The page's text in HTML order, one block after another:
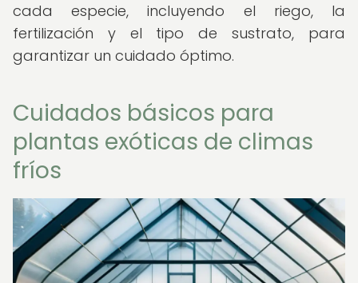
cada especie, incluyendo el riego, la
fertilización y el tipo de sustrato, para
garantizar un cuidado óptimo.
Cuidados básicos para
plantas exóticas de climas
fríos